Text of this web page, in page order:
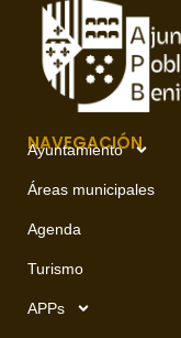
NAVEGACIÓN
Ayuntamiento
Áreas municipales
Agenda
Turismo
APPs